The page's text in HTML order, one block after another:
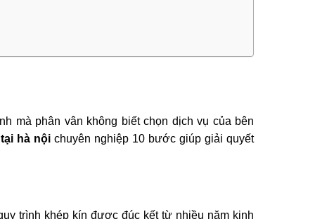
mà phân vân không biết chọn dịch vụ của bên
tại hà nộichuyên nghiệp 10 bước giúp giải quyết
trình khép kín được đúc kết từ nhiều năm kinh